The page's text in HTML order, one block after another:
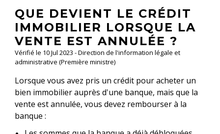
QUE DEVIENT LE CRÉDIT
IMMOBILIER LORSQUE LA
VENTE EST ANNULÉE ?
Vérifié le 10 Jul 2023 - Direction de l'information légale et
administrative (Première ministre)
Lorsque vous avez pris un crédit pour acheter un
bien immobilier auprès d'une banque, mais que la
vente est annulée, vous devez rembourser à la
banque :